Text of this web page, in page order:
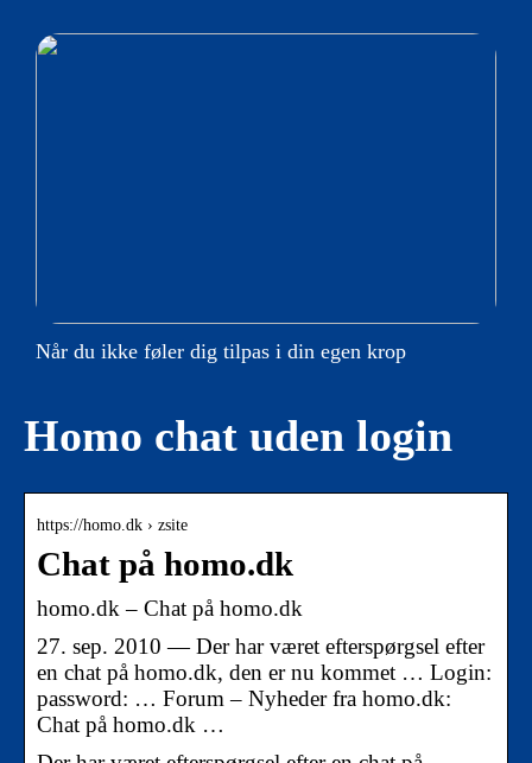
Når du ikke føler dig tilpas i din egen krop
Homo chat uden login
https://homo.dk › zsite
Chat på homo.dk
homo.dk – Chat på homo.dk
27. sep. 2010 — Der har været efterspørgsel efter
en chat på homo.dk, den er nu kommet … Login:
password: … Forum – Nyheder fra homo.dk:
Chat på homo.dk …